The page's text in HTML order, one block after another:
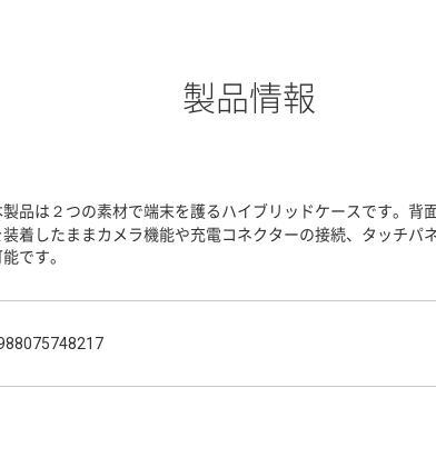
製品情報
製品は２つの素材で端末を護るハイブリッドケースです。背
装着したままカメラ機能や充電コネクターの接続、タッチパ
です。